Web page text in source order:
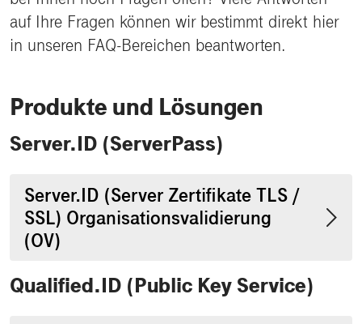
auf Ihre Fragen können wir bestimmt direkt hier
in unseren FAQ-Bereichen beantworten.
Produkte und Lösungen
Server.ID (ServerPass)
Server.ID (Server Zertifikate TLS /
SSL) Organisationsvalidierung
(OV)
Qualified.ID (Public Key Service)